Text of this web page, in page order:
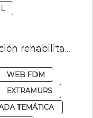
Catalá anuncio adjudicación rehabilitación complejo deportivo Abastos
WEB FDM
EXTRAMURS
TEMÁTICA